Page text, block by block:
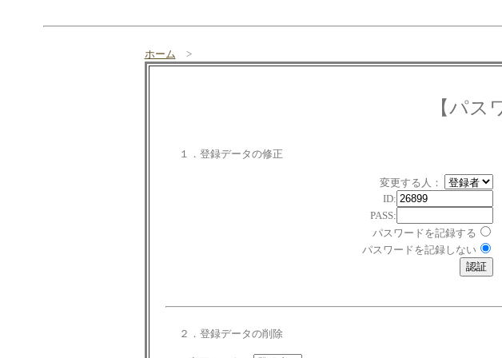
ホーム >
【パス
１．登録データの修正
変更する人：
ID:
PASS:
パスワードを記録する
パスワードを記録しない
２．登録データの削除